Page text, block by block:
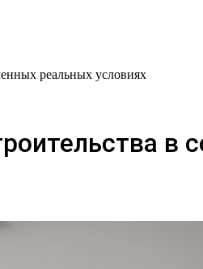
реальных условиях
в